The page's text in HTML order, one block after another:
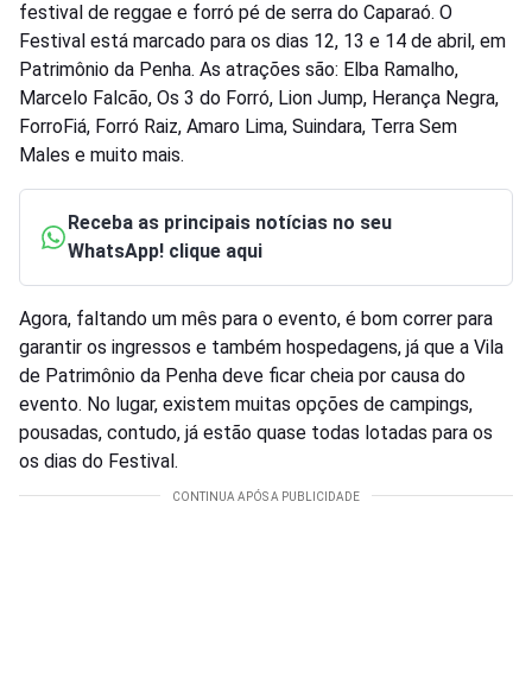
festival de reggae e forró pé de serra do Caparaó. O
Festival está marcado para os dias 12, 13 e 14 de abril, em
Patrimônio da Penha. As atrações são: Elba Ramalho,
Marcelo Falcão, Os 3 do Forró, Lion Jump, Herança Negra,
ForroFiá, Forró Raiz, Amaro Lima, Suindara, Terra Sem
Males e muito mais.
Receba as principais notícias no seu
WhatsApp! clique aqui
Agora, faltando um mês para o evento, é bom correr para
garantir os ingressos e também hospedagens, já que a Vila
de Patrimônio da Penha deve ficar cheia por causa do
evento. No lugar, existem muitas opções de campings,
pousadas, contudo, já estão quase todas lotadas para os
os dias do Festival.